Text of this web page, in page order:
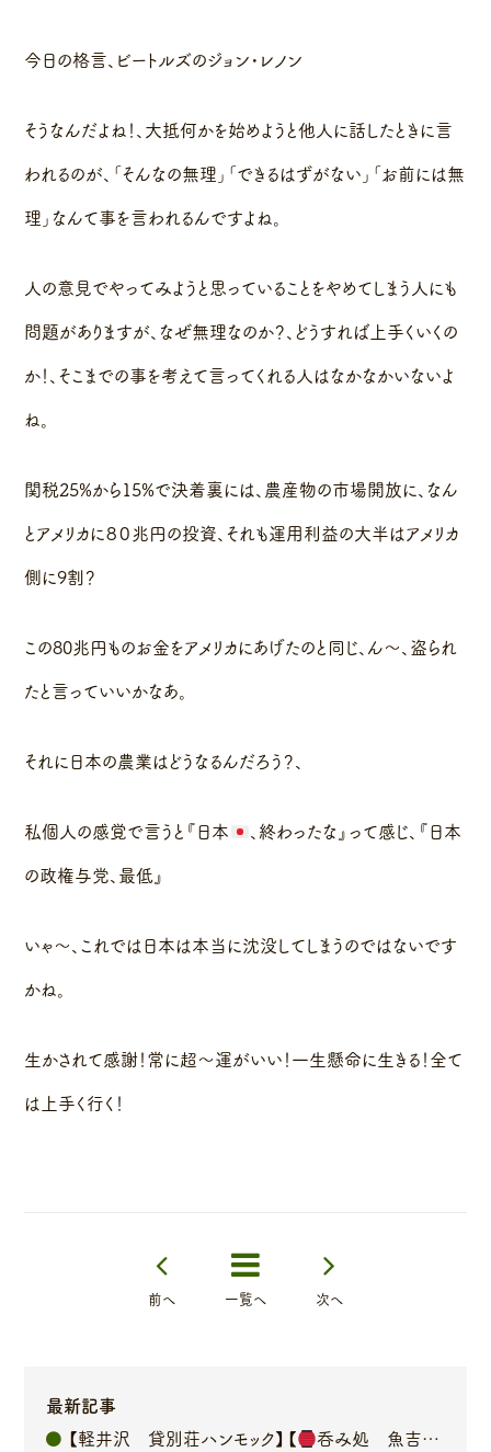
今日の格言、ビートルズのジョン・レノン
そうなんだよね！、大抵何かを始めようと他人に話したときに言
われるのが、「そんなの無理」「できるはずがない」「お前には無
理」なんて事を言われるんですよね。
人の意見でやってみようと思っていることをやめてしまう人にも
問題がありますが、なぜ無理なのか？、どうすれば上手くいくの
か！、そこまでの事を考えて言ってくれる人はなかなかいないよ
ね。
関税25%から15%で決着裏には、農産物の市場開放に、なん
とアメリカに８０兆円の投資、それも運用利益の大半はアメリカ
側に9割？
この80兆円ものお金をアメリカにあげたのと同じ、ん〜、盗られ
たと言っていいかなあ。
それに日本の農業はどうなるんだろう？、
私個人の感覚で言うと『日本
、終わったな』って感じ、『日本
の政権与党、最低』
いゃ〜、これでは日本は本当に沈没してしまうのではないです
かね。
生かされて感謝！常に超〜運がいい！一生懸命に生きる！全て
は上手く行く！
前へ 一覧へ 次へ
最新記事
【軽井沢 貸別荘ハンモック】【
呑み処 魚吉】オーナーブログ